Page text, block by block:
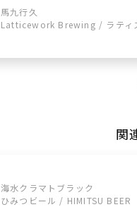
馬九行久
Latticework Brewing / ラティ
関
海水クラマトブラック
ひみつビール / HIMITSU BEER